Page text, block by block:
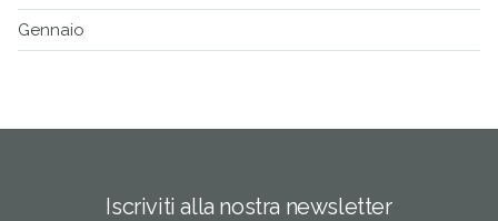
Gennaio
Iscriviti alla nostra newsletter